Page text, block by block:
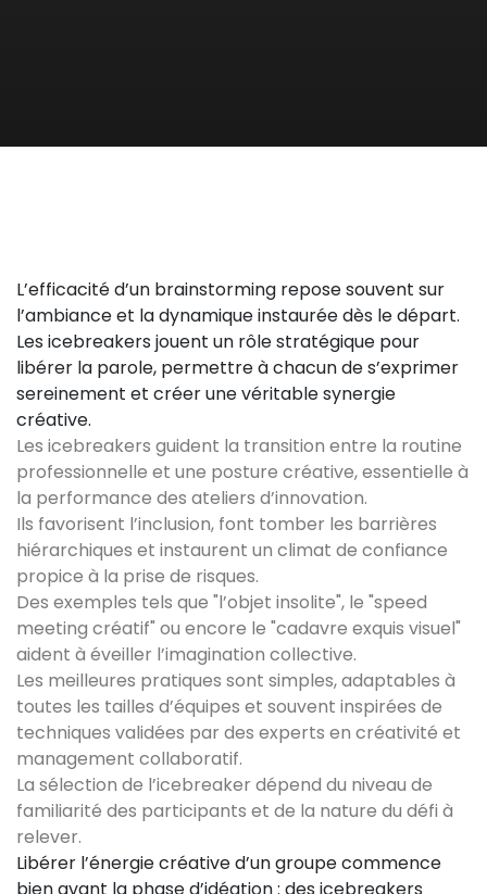
L’efficacité d’un brainstorming repose souvent sur
l’ambiance et la dynamique instaurée dès le départ.
Les icebreakers jouent un rôle stratégique pour
libérer la parole, permettre à chacun de s’exprimer
sereinement et créer une véritable synergie
créative.
Les icebreakers guident la transition entre la routine
professionnelle et une posture créative, essentielle à
la performance des ateliers d’innovation.
Ils favorisent l’inclusion, font tomber les barrières
hiérarchiques et instaurent un climat de confiance
propice à la prise de risques.
Des exemples tels que "l’objet insolite", le "speed
meeting créatif" ou encore le "cadavre exquis visuel"
aident à éveiller l’imagination collective.
Les meilleures pratiques sont simples, adaptables à
toutes les tailles d’équipes et souvent inspirées de
techniques validées par des experts en créativité et
management collaboratif.
La sélection de l’icebreaker dépend du niveau de
familiarité des participants et de la nature du défi à
relever.
Libérer l’énergie créative d’un groupe commence